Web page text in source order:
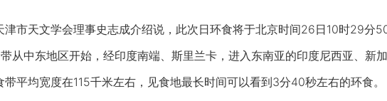
天文学会理事史志成介绍说，此次日环食将于北京时间26日10时29分
从中东地区开始，经印度南端、斯里兰卡，进入东南亚的印度尼西亚、新
平均宽度在115千米左右，见食地最长时间可以看到3分40秒左右的环食。